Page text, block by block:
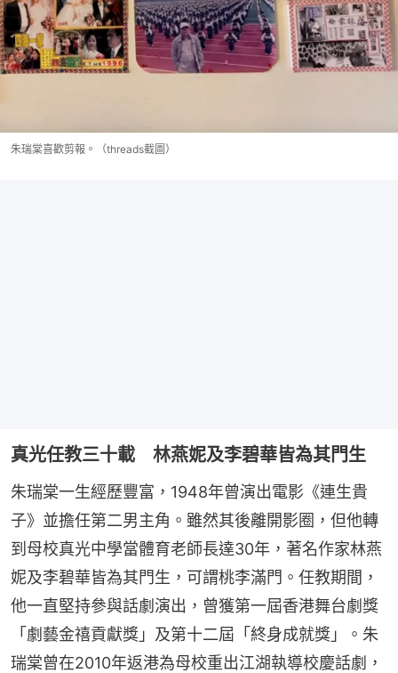
朱瑞棠喜歡剪報。（threads截圖）
真光任教三十載 林燕妮及李碧華皆為其門生
朱瑞棠一生經歷豐富，1948年曾演出電影《連生貴
子》並擔任第二男主角。雖然其後離開影圈，但他轉
到母校真光中學當體育老師長達30年，著名作家林燕
妮及李碧華皆為其門生，可謂桃李滿門。任教期間，
他一直堅持參與話劇演出，曾獲第一屆香港舞台劇獎
「劇藝金禧貢獻獎」及第十二屆「終身成就獎」。朱
瑞棠曾在2010年返港為母校重出江湖執導校慶話劇，